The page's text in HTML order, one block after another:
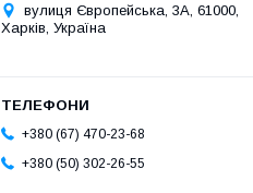
вулиця Європейська, 3А, 61000,
Харків, Україна
+380 (67) 470-23-68
+380 (50) 302-26-55